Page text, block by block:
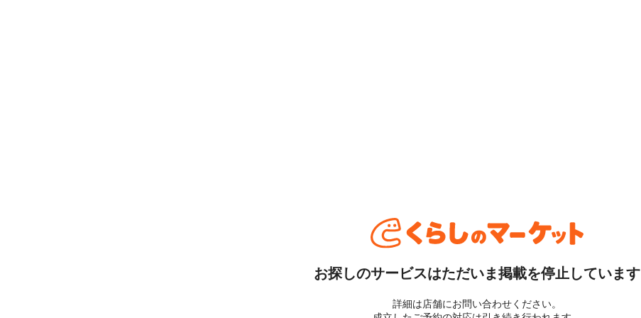
お探しのサービスはただいま掲載を停止しています
詳細は店舗にお問い合わせください。